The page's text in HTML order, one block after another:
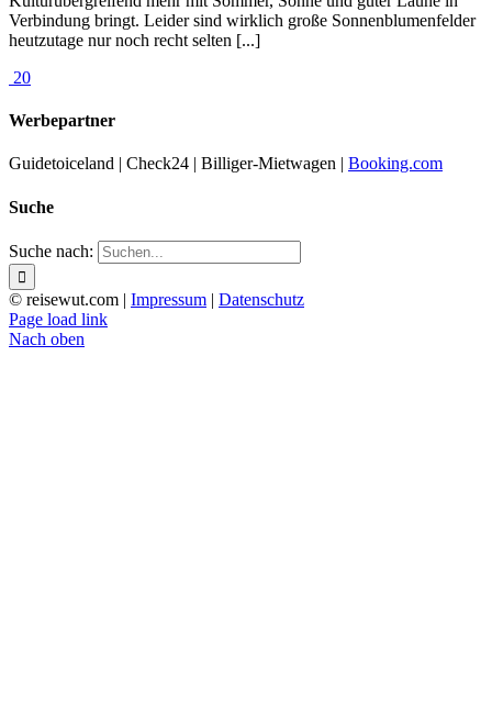
Verbindung bringt. Leider sind wirklich große Sonnenblumenfelder
heutzutage nur noch recht selten [...]
20
Werbepartner
Guidetoiceland | Check24 | Billiger-Mietwagen | Booking.com
Suche
Suche nach:
© reisewut.com | Impressum | Datenschutz
Page load link
Nach oben